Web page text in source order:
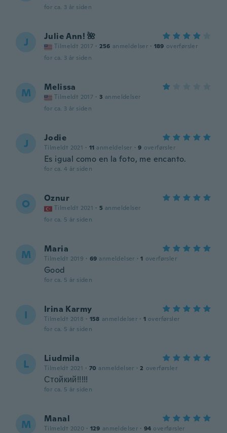
for ca. 3 år siden
J Julie Ann! 🌺
Tilmeldt 2017 · 256 anmeldelser · 189 overførsler
for ca. 3 år siden
M Melissa
Tilmeldt 2017 · 3 anmeldelser
for ca. 3 år siden
J Jodie
Tilmeldt 2021 · 11 anmeldelser · 9 overførsler
Es igual como en la foto, me encanto.
for ca. 4 år siden
O Oznur
Tilmeldt 2021 · 5 anmeldelser
for ca. 5 år siden
M Maria
Tilmeldt 2019 · 69 anmeldelser · 1 overførsler
Good
for ca. 5 år siden
I Irina Karmy
Tilmeldt 2018 · 158 anmeldelser · 1 overførsler
for ca. 5 år siden
L Liudmila
Tilmeldt 2021 · 70 anmeldelser · 2 overførsler
Стойкий!!!!!
for ca. 5 år siden
M Manal
Tilmeldt 2020 · 129 anmeldelser · 94 overførsler